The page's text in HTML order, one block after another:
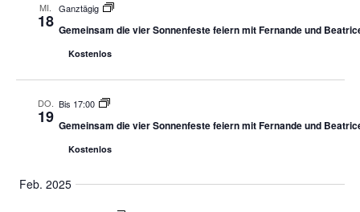
MI.
18
Ganztägig
Gemeinsam die vier Sonnenfeste feiern mit Fernande und
Kostenlos
DO.
19
Bis 17:00
Gemeinsam die vier Sonnenfeste feiern mit Fernande und
Kostenlos
Feb. 2025